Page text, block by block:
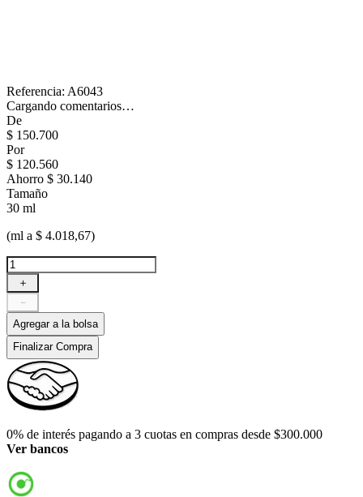
Referencia: A6043
Cargando comentarios…
De
$ 150.700
Por
$ 120.560
Ahorro $ 30.140
Tamaño
30 ml
(ml a $ 4.018,67)
＋
－
Agregar a la bolsa
Finalizar Compra
0% de interés pagando a 3 cuotas en compras desde $300.000
Ver bancos